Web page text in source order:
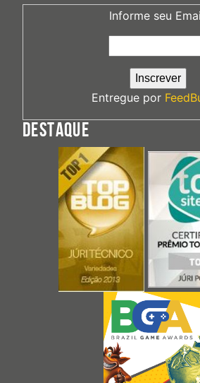
Informe seu
Entregue por
DESTAQUE